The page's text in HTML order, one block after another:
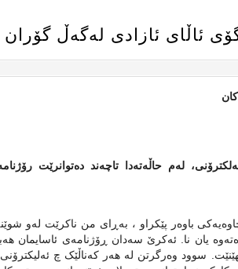
ئاڵای ئازادی له‌گه‌ڵ
لەم حاڵەتەدا تاچەند دەتوانرێت
باوه‌ر پێکراو ، به‌ڕای من ناکرێت له‌و
یان نا‌. ئه‌کرێ سه‌دان ڕۆژنامه‌ی ئاسایمان
سوود وه‌رگرتن له‌ هه‌ر که‌ناڵێک چ